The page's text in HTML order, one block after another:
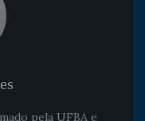
pela UFBA e